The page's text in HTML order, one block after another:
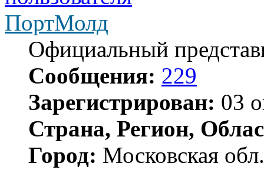
ПортМолд
Официальный
Сообщения: 229
Зарегистрирован: 03
Страна, Регион,
Город: Московская обл.